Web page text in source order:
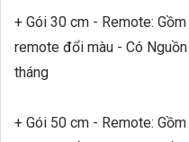
+ Gói 30 cm - Remote:
remote đổi màu - Có
tháng
+ Gói 50 cm - Remote: